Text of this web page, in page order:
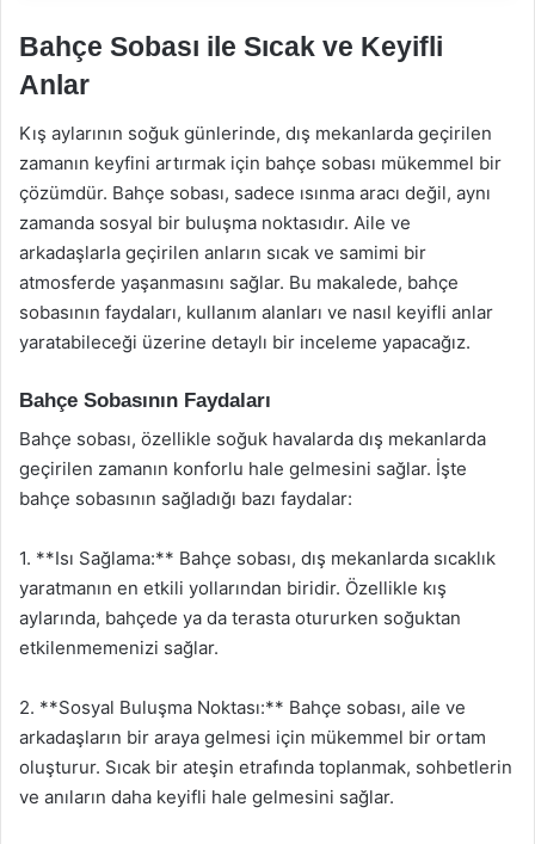
Bahçe Sobası ile Sıcak ve Keyifli
Anlar
Kış aylarının soğuk günlerinde, dış mekanlarda geçirilen
zamanın keyfini artırmak için bahçe sobası mükemmel bir
çözümdür. Bahçe sobası, sadece ısınma aracı değil, aynı
zamanda sosyal bir buluşma noktasıdır. Aile ve
arkadaşlarla geçirilen anların sıcak ve samimi bir
atmosferde yaşanmasını sağlar. Bu makalede, bahçe
sobasının faydaları, kullanım alanları ve nasıl keyifli anlar
yaratabileceği üzerine detaylı bir inceleme yapacağız.
Bahçe Sobasının Faydaları
Bahçe sobası, özellikle soğuk havalarda dış mekanlarda
geçirilen zamanın konforlu hale gelmesini sağlar. İşte
bahçe sobasının sağladığı bazı faydalar:
1. **Isı Sağlama:** Bahçe sobası, dış mekanlarda sıcaklık
yaratmanın en etkili yollarından biridir. Özellikle kış
aylarında, bahçede ya da terasta otururken soğuktan
etkilenmemenizi sağlar.
2. **Sosyal Buluşma Noktası:** Bahçe sobası, aile ve
arkadaşların bir araya gelmesi için mükemmel bir ortam
oluşturur. Sıcak bir ateşin etrafında toplanmak, sohbetlerin
ve anıların daha keyifli hale gelmesini sağlar.